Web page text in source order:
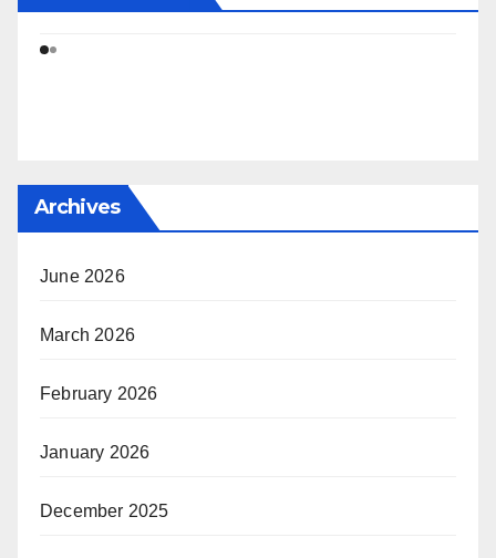
Archives
June 2026
March 2026
February 2026
January 2026
December 2025